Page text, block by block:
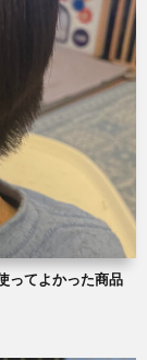
ってよかった商品